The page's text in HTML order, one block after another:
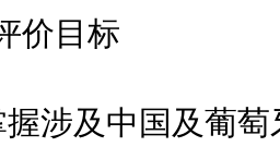
目标
及中国及葡萄